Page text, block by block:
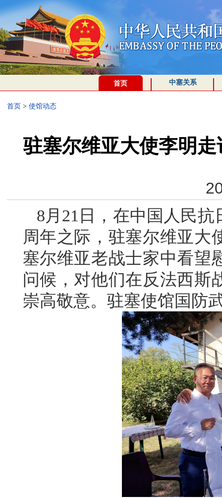
首页 中塞关系
首页 > 使馆动态
驻塞尔维亚大使李明
8月21日，在中国人民
周年之际，驻塞尔维亚大
塞尔维亚老战士家中看望
问候，对他们在反法西斯
崇高敬意。驻塞使馆国防